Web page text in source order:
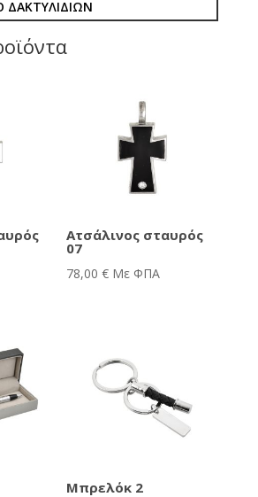
ΔΑΚΤΥΛΙΔΙΩΝ
Ατσάλινος σταυρός
07
78,00€ Με ΦΠΑ
Μπρελόκ 2